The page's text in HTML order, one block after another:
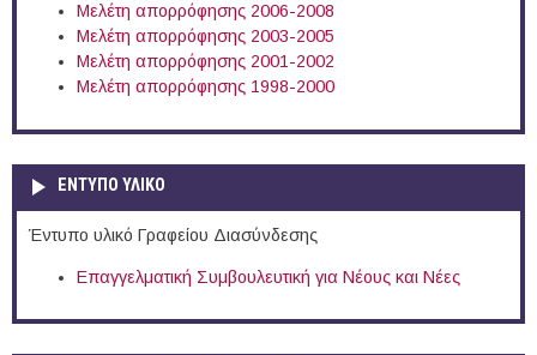
Μελέτη απορρόφησης 2006-2008
Μελέτη απορρόφησης 2003-2005
Μελέτη απορρόφησης 2001-2002
Μελέτη απορρόφησης 1998-2000
ΕΝΤΥΠΟ ΥΛΙΚΟ
Έντυπο υλικό Γραφείου Διασύνδεσης
Επαγγελματική Συμβουλευτική για Νέους και Νέες